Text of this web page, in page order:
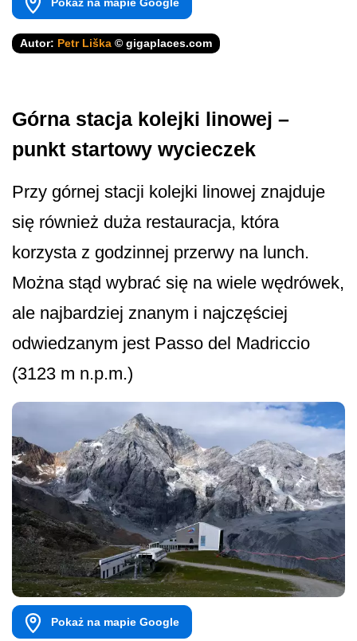
Pokaż na mapie Google
Autor: Petr Liška © gigaplaces.com
Górna stacja kolejki linowej –
punkt startowy wycieczek
Przy górnej stacji kolejki linowej znajduje
się również duża restauracja, która
korzysta z godzinnej przerwy na lunch.
Można stąd wybrać się na wiele wędrówek,
ale najbardziej znanym i najczęściej
odwiedzanym jest Passo del Madriccio
(3123 m n.p.m.)
Pokaż na mapie Google